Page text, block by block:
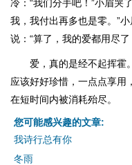
冷：“我们分手吧！”小眉哭
我，我付出再多也是零。”
说：“算了，我的爱都用尽
爱，真的是经不起挥霍
应该好好珍惜，一点点享用
在短时间内被消耗殆尽。
您可能感兴趣的文章:
我诗行总有你
冬雨